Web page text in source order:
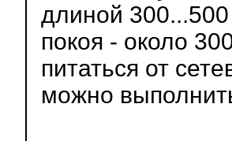
длиной
покоя - около
питаться от
можно